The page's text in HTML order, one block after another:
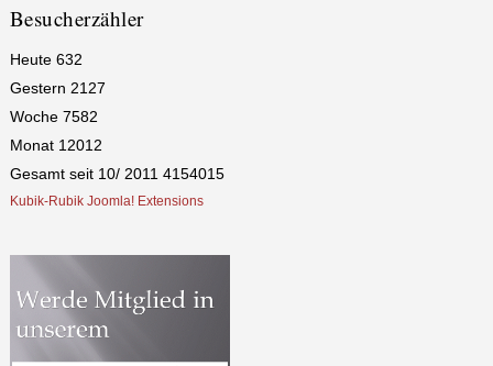
Besucherzähler
Heute 632
Gestern 2127
Woche 7582
Monat 12012
Gesamt seit 10/ 2011 4154015
Kubik-Rubik Joomla! Extensions